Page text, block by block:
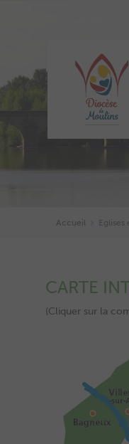
Accueil Eglises
CARTE
(Cliquer sur la